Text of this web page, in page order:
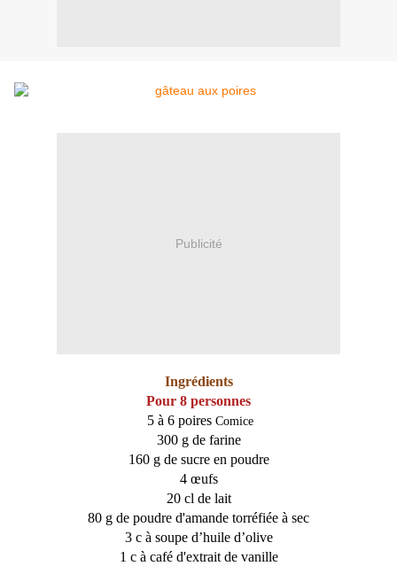
Publicité
Ingrédients
Pour 8 personnes
5 à 6 poires Comice
300 g de farine
160 g de sucre en poudre
4 œufs
20 cl de lait
80 g de poudre d'amande torréfiée à sec
3 c à soupe d’huile d’olive
1 c à café d'extrait de vanille